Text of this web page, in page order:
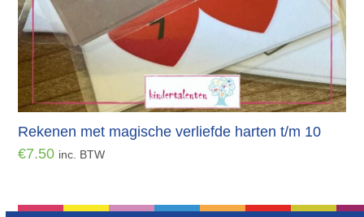
Rekenen met magische verliefde harten t/m 10
€7.50 inc. BTW